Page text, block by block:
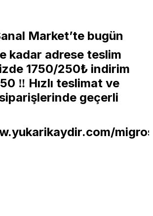
Market’te bugün
kadar adrese teslim
1750/250₺ indirim
‼️ Hızlı teslimat ve
geçerli